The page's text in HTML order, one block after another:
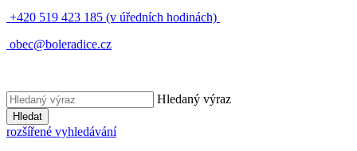
+420 519 423 185 (v úředních hodinách)
obec@boleradice.cz
Hledaný výraz
Hledat
rozšířené vyhledávání